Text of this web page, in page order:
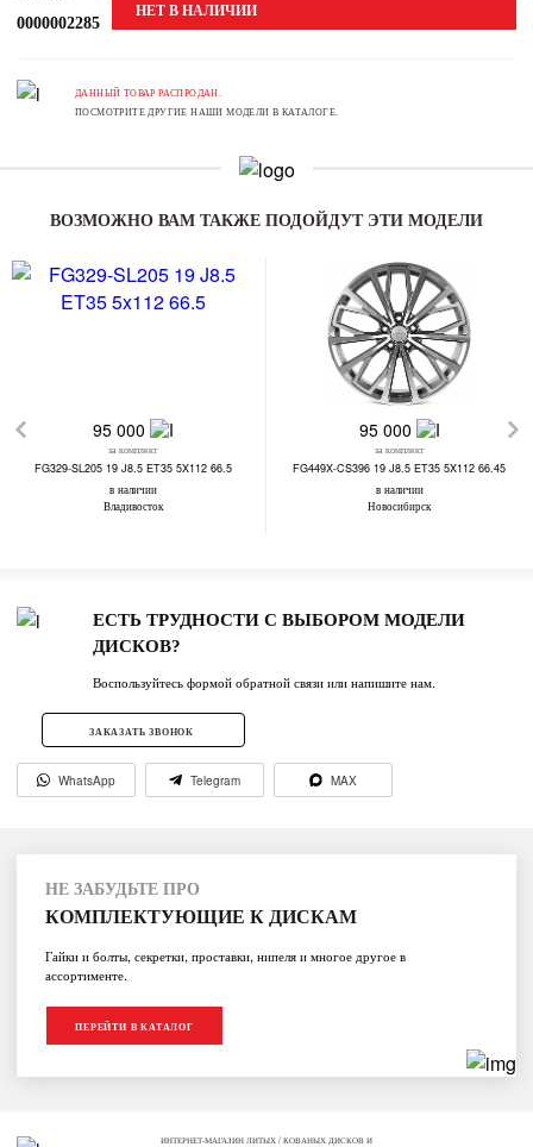
0000002285
НЕТ В НАЛИЧИИ
ДАННЫЙ ТОВАР РАСПРОДАН.
ПОСМОТРИТЕ ДРУГИЕ НАШИ МОДЕЛИ В КАТАЛОГЕ.
ВОЗМОЖНО ВАМ ТАКЖЕ ПОДОЙДУТ ЭТИ МОДЕЛИ
95 000
за комплект
FG329-SL205 19 J8.5 ET35 5X112 66.5
в наличии
Владивосток
95 000
за комплект
FG449X-CS396 19 J8.5 ET35 5X112 66.45
в наличии
Новосибирск
ЕСТЬ ТРУДНОСТИ С ВЫБОРОМ МОДЕЛИ
ДИСКОВ?
Воспользуйтесь формой обратной связи или напишите нам.
ЗАКАЗАТЬ ЗВОНОК
WhatsApp Telegram MAX
НЕ ЗАБУДЬТЕ ПРО
КОМПЛЕКТУЮЩИЕ К ДИСКАМ
Гайки и болты, секретки, проставки, нипеля и многое другое в
ассортименте.
ПЕРЕЙТИ В КАТАЛОГ
ИНТЕРНЕТ-МАГАЗИН ЛИТЫХ / КОВАНЫХ ДИСКОВ И